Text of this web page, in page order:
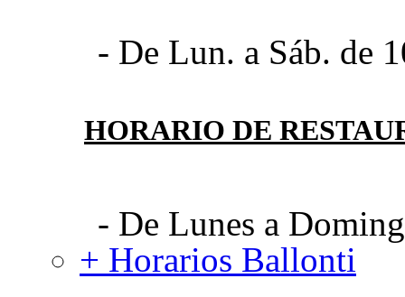
- De Lun. a Sáb. de
HORARIO DE
- De Lunes a
+ Horarios Ballonti